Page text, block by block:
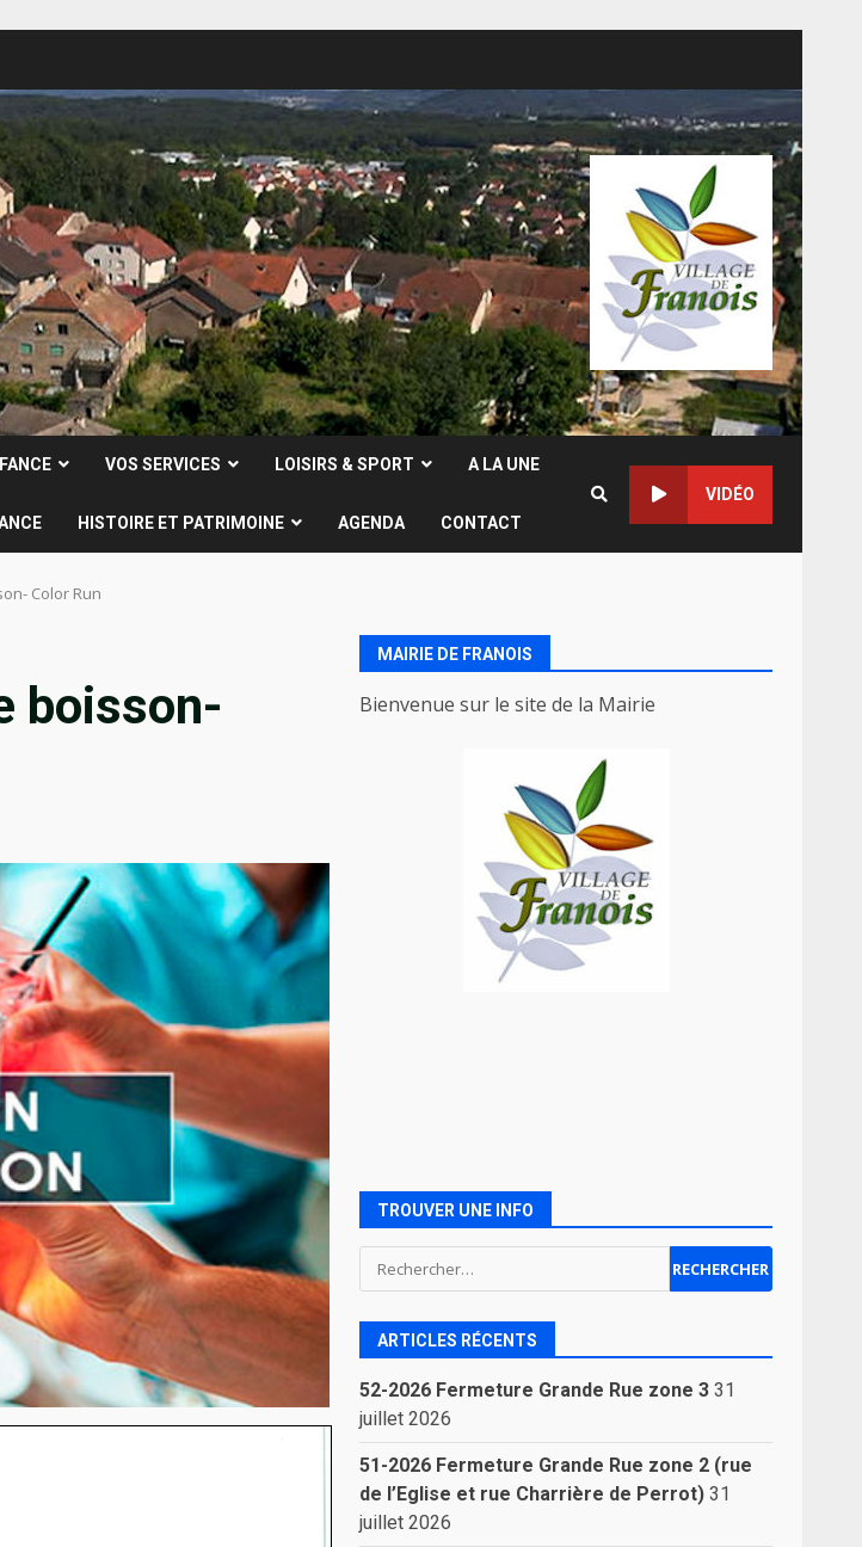
VOS SERVICES LOISIRS & SPORT A LA UNE
HISTOIRE ET PATRIMOINE AGENDA CONTACT
VIDÉO
Color Run
boisson-
MAIRIE DE FRANOIS
Bienvenue sur le site de la Mairie
TROUVER UNE INFO
Rechercher :
ARTICLES RÉCENTS
52-2026 Fermeture Grande Rue zone 3 31
juillet 2026
51-2026 Fermeture Grande Rue zone 2 (rue
de l’Eglise et rue Charrière de Perrot) 31
juillet 2026